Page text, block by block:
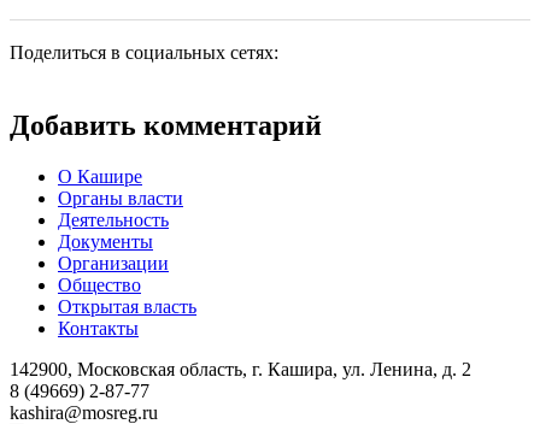
Поделиться в социальных сетях:
Добавить комментарий
О Кашире
Органы власти
Деятельность
Документы
Организации
Общество
Открытая власть
Контакты
142900, Московская область, г. Кашира, ул. Ленина, д. 2
8 (49669) 2-87-77
kashira@mosreg.ru